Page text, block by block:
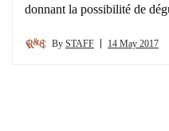
donnant la possibilité de
By STAFF 14 May 2017